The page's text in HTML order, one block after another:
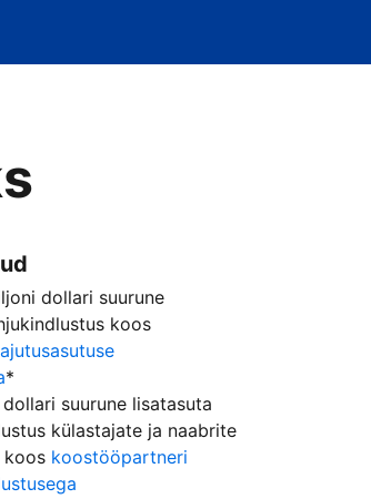
dollari suurune
koos
*
dollari suurune lisatasuta
külastajate ja naabrite
koos koostööpartneri